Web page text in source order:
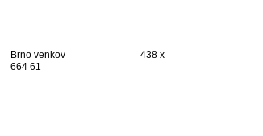
Brno venkov
664 61
438 x